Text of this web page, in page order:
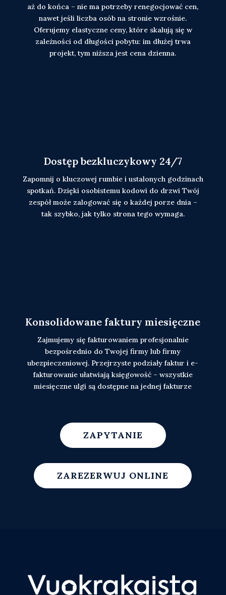
aż do końca – nie ma potrzeby renegocjować cen,
nawet jeśli liczba osób na stronie wzrośnie.
Oferujemy elastyczne ceny, które skalują się w
zależności od długości pobytu: im dłużej trwa
projekt, tym niższa jest cena dzienna.
Dostęp bezkluczykowy 24/7
Zapomnij o kluczowej rumbie i ustalonych godzinach
spotkań. Dzięki osobistemu kodowi do drzwi Twój
zespół może zalogować się o każdej porze dnia –
tak szybko, jak tylko strona tego wymaga.
Konsolidowane faktury miesięczne
Zajmujemy się fakturowaniem profesjonalnie
bezpośrednio do Twojej firmy lub firmy
ubezpieczeniowej. Przejrzyste podziały faktur i e-
fakturowanie ułatwiają księgowość – wszystkie
miesięczne ulgi są dostępne na jednej fakturze
ZAPYTANIE
ZAREZERWUJ ONLINE